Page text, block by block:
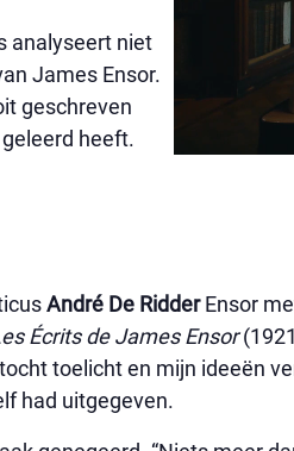
analyseert niet
James Ensor.
geschreven
heeft.
André De RidderEnsor
Écrits de James Ensor
toelicht en mijn ideeën
had uitgegeven.